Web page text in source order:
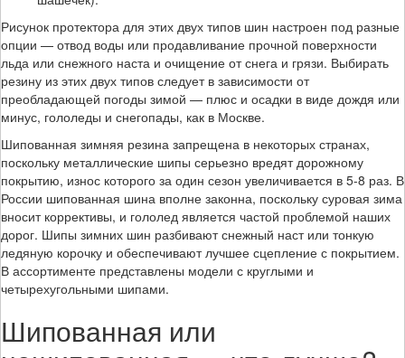
Рисунок протектора для этих двух типов шин настроен под разные
опции — отвод воды или продавливание прочной поверхности
льда или снежного наста и очищение от снега и грязи. Выбирать
резину из этих двух типов следует в зависимости от
преобладающей погоды зимой — плюс и осадки в виде дождя или
минус, гололеды и снегопады, как в Москве.
Шипованная зимняя резина запрещена в некоторых странах,
поскольку металлические шипы серьезно вредят дорожному
покрытию, износ которого за один сезон увеличивается в 5-8 раз. В
России шипованная шина вполне законна, поскольку суровая зима
вносит коррективы, и гололед является частой проблемой наших
дорог. Шипы зимних шин разбивают снежный наст или тонкую
ледяную корочку и обеспечивают лучшее сцепление с покрытием.
В ассортименте представлены модели с круглыми и
четырехугольными шипами.
Шипованная или